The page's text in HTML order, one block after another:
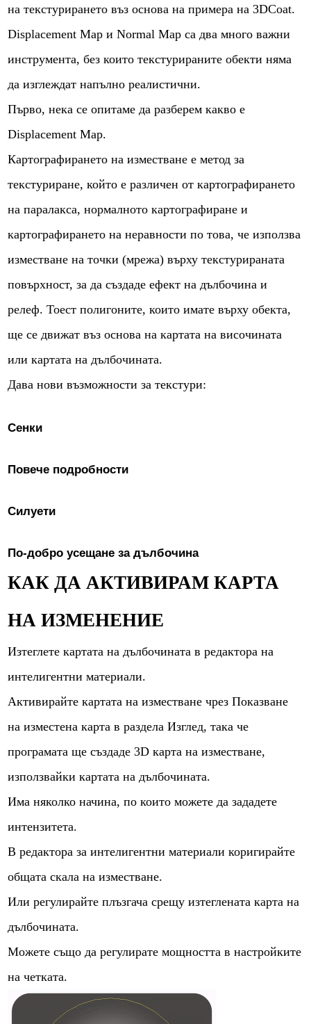
на текстурирането въз основа на примера на 3DCoat.
Displacement Map и Normal Map са два много важни
инструмента, без които текстурираните обекти няма
да изглеждат напълно реалистични.
Първо, нека се опитаме да разберем какво е
Displacement Map.
Картографирането на изместване е метод за
текстуриране, който е различен от картографирането
на паралакса, нормалното картографиране и
картографирането на неравности по това, че използва
изместване на точки (мрежа) върху текстурираната
повърхност, за да създаде ефект на дълбочина и
релеф. Тоест полигоните, които имате върху обекта,
ще се движат въз основа на картата на височината
или картата на дълбочината.
Дава нови възможности за текстури:
Сенки
Повече подробности
Силуети
По-добро усещане за дълбочина
КАК ДА АКТИВИРАМ КАРТА
НА ИЗМЕНЕНИЕ
Изтеглете картата на дълбочината в редактора на
интелигентни материали.
Активирайте картата на изместване чрез Показване
на изместена карта в раздела Изглед, така че
програмата ще създаде 3D карта на изместване,
използвайки картата на дълбочината.
Има няколко начина, по които можете да зададете
интензитета.
В редактора за интелигентни материали коригирайте
общата скала на изместване.
Или регулирайте плъзгача срещу изтеглената карта на
дълбочината.
Можете също да регулирате мощността в настройките
на четката.